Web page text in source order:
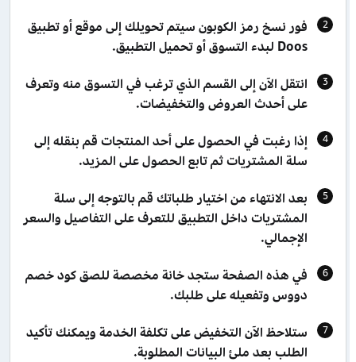
فور نسخ رمز الكوبون سيتم تحويلك إلى موقع أو تطبيق
Doos لبدء التسوق أو تحميل التطبيق.
انتقل الآن إلى القسم الذي ترغب في التسوق منه وتعرف
على أحدث العروض والتخفيضات.
إذا رغبت في الحصول على أحد المنتجات قم بنقله إلى
سلة المشتريات ثم تابع الحصول على المزيد.
بعد الانتهاء من اختيار طلباتك قم بالتوجه إلى سلة
المشتريات داخل التطبيق للتعرف على التفاصيل والسعر
الإجمالي.
في هذه الصفحة ستجد خانة مخصصة للصق كود خصم
دووس وتفعيله على طلبك.
ستلاحظ الآن التخفيض على تكلفة الخدمة ويمكنك تأكيد
الطلب بعد ملئ البيانات المطلوبة.